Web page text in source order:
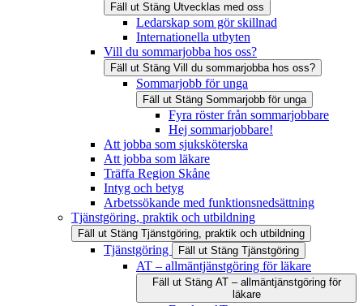
Fäll ut Stäng Utvecklas med oss
Ledarskap som gör skillnad
Internationella utbyten
Vill du sommarjobba hos oss?
Fäll ut Stäng Vill du sommarjobba hos oss?
Sommarjobb för unga
Fäll ut Stäng Sommarjobb för unga
Fyra röster från sommarjobbare
Hej sommarjobbare!
Att jobba som sjuksköterska
Att jobba som läkare
Träffa Region Skåne
Intyg och betyg
Arbetssökande med funktionsnedsättning
Tjänstgöring, praktik och utbildning
Fäll ut Stäng Tjänstgöring, praktik och utbildning
Tjänstgöring Fäll ut Stäng Tjänstgöring
AT – allmäntjänstgöring för läkare
Fäll ut Stäng AT – allmäntjänstgöring för
läkare